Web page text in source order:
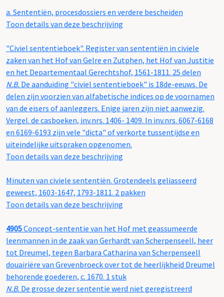
a. Sententiën, procesdossiers en verdere bescheiden
Toon details van deze beschrijving
"Civiel sententieboek". Register van sententiën in civiele
zaken van het Hof van Gelre en Zutphen, het Hof van Justitie
en het Departementaal Gerechtshof, 1561-1811. 25 delen
N.B. De aanduiding "civiel sententieboek" is 18de-eeuws. De
delen zijn voorzien van alfabetische indices op de voornamen
van de eisers of aanleggers. Enige jaren zijn niet aanwezig.
Vergel. de casboeken, inv.nrs. 1406- 1409. In inv.nrs. 6067-6168
en 6169-6193 zijn vele "dicta" of verkorte tussentijdse en
uiteindelijke uitspraken opgenomen.
Toon details van deze beschrijving
Minuten van civiele sententiën. Grotendeels geliasseerd
geweest, 1603-1647, 1793-1811. 2 pakken
Toon details van deze beschrijving
4905Concept-sententie van het Hof met geassumeerde
leenmannen in de zaak van Gerhardt van Scherpenseell, heer
tot Dreumel, tegen Barbara Catharina van Scherpenseell
douairiëre van Grevenbroeck over tot de heerlijkheid Dreumel
behorende goederen, c. 1670. 1 stuk
N.B. De grosse dezer sententie werd niet geregistreerd